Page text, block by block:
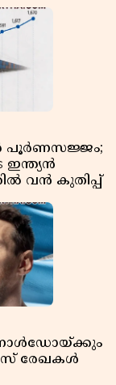
പൂർണസജ്ജം;
ഇന്ത്യൻ
വൻ കുതിപ്പ്
രേഖകൾ